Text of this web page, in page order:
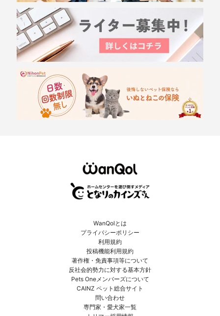
WanQolとは
プライバシーポリシー
利用規約
投稿機能利用規約
著作権・免責事項等について
反社会的勢力に対する基本方針
Pets Oneメンバーズについて
CAINZ ペット総合サイト
問い合わせ
専門家・愛犬家一覧